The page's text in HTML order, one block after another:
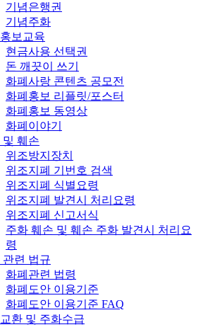
기념은행권
기념주화
보교육
현금사용 선택권
돈 깨끗이 쓰기
화폐사랑 콘텐츠 공모전
화폐홍보 리플릿/포스터
화폐홍보 동영상
화폐이야기
및 훼손
위조방지장치
위조지폐 기번호 검색
위조지폐 식별요령
위조지폐 발견시 처리요령
위조지폐 신고서식
주화 훼손 및 훼손 주화 발견시 처리요
령
관련 법규
화폐관련 법령
화폐도안 이용기준
화폐도안 이용기준 FAQ
환 및 주화수급